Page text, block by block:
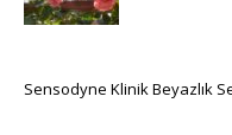
Sensodyne Klinik Beyazlık